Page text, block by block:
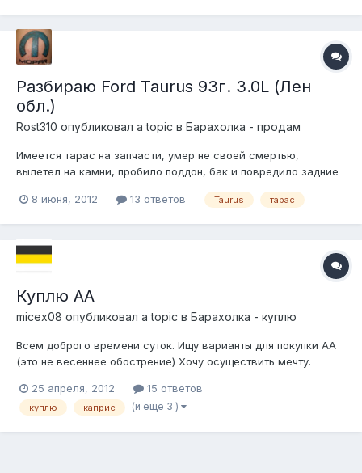
Разбираю Ford Taurus 93г. 3.0L (Лен
обл.)
Rost310 опубликовал a topic в Барахолка - продам
Имеется тарас на запчасти, умер не своей смертью,
вылетел на камни, пробило поддон, бак и повредило задние
8 июня, 2012
13 ответов Taurus тарас
Куплю АА
micex08 опубликовал a topic в Барахолка - куплю
Всем доброго времени суток. Ищу варианты для покупки АА
(это не весеннее обострение) Хочу осуществить мечту.
Варианты такие: Каприс, Вика, Маркиз, и даже Тарас IV.
Желательно состояние: сел и поехал, ехал, ехал, сменил
25 апреля, 2012 15 ответов
куплю каприс (и ещё 3 )